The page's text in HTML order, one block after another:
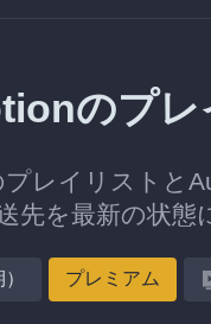
のプ
レイリストと
先を最新の状態
プレミアム